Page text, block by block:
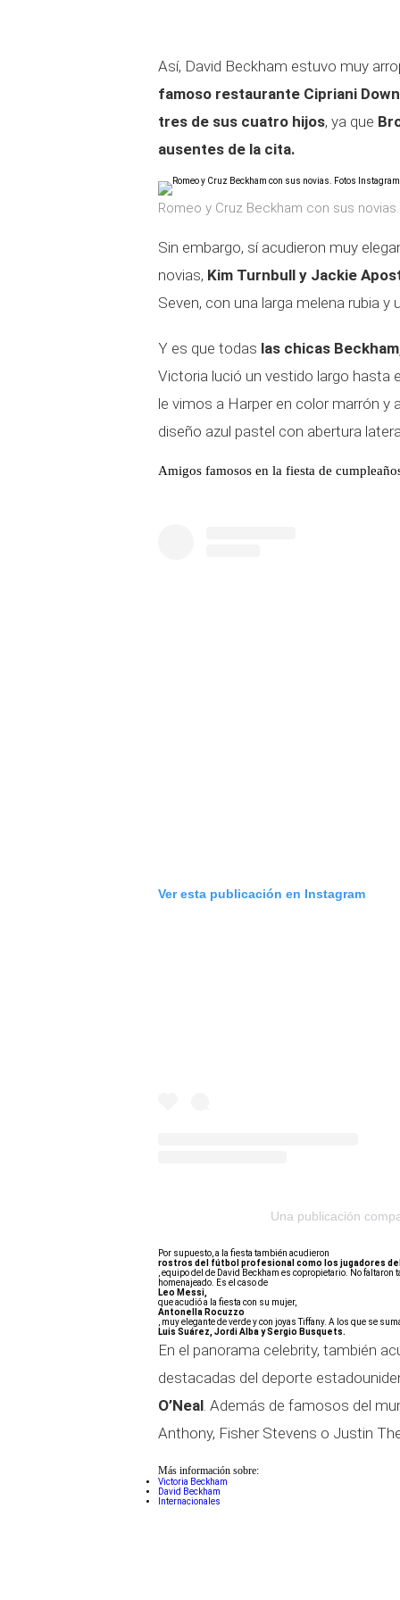
Así, David Beckham estuvo muy
famoso restaurante Cipriani
tres de sus cuatro hijos, ya que
ausentes de la cita.
Romeo y Cruz Beckham con sus
Sin embargo, sí acudieron muy
novias, Kim Turnbull y Jackie
Seven, con una larga melena rubia y
Y es que todas las chicas
Victoria lució un vestido largo hasta
le vimos a Harper en color marrón y
diseño azul pastel con abertura
Amigos famosos en la fiesta de
Ver esta publicación en Instagram
Una publicación
Por supuesto, a la fiesta también acudieron
rostros del fútbol profesional como los jugadores
, equipo del de David Beckham es copropietario. No
homenajeado. Es el caso de
Leo Messi,
que acudió a la fiesta con su mujer,
Antonella Rocuzzo
, muy elegante de verde y con joyas Tiffany. A los que se
Luis Suárez, Jordi Alba y Sergio Busquets.
En el panorama celebrity, también
destacadas del deporte
O’Neal . Además de famosos del
Anthony, Fisher Stevens o Justin
Más información sobre:
Victoria Beckham
David Beckham
Internacionales